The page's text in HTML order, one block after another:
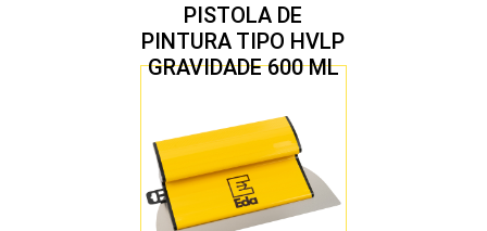
PISTOLA DE
PINTURA TIPO HVLP
GRAVIDADE 600 ML
1,7 MM